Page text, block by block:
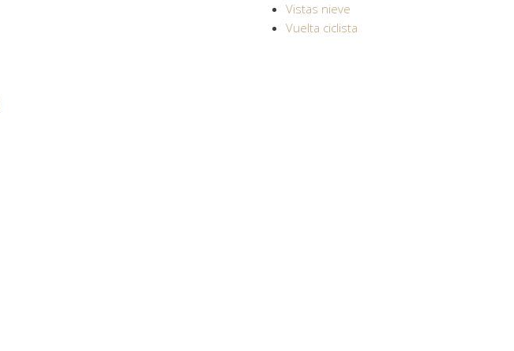
Vistas nieve
Vuelta ciclista